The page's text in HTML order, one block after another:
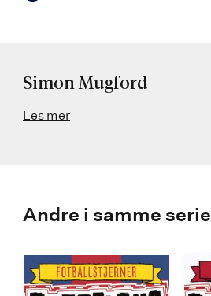
Simon Mugford
Les mer
Andre i samme serie